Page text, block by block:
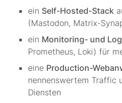
ein Self-Hosted-Stack
(Mastodon, Matrix-
ein Monitoring- und
Prometheus, Loki) für
eine Production-
nennenswertem Traffic
Diensten